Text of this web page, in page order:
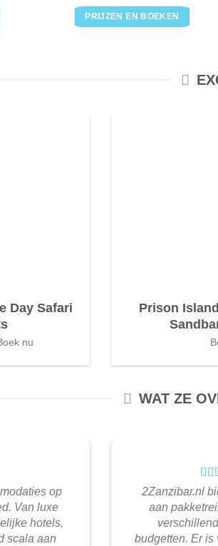
PRIJZEN EN BOEKEN
Day Safari
nu
Prison
WAT ZE
op
Van luxe
hotels,
scala aan
2Zanzibar.nl
aan
budgetten. Er is